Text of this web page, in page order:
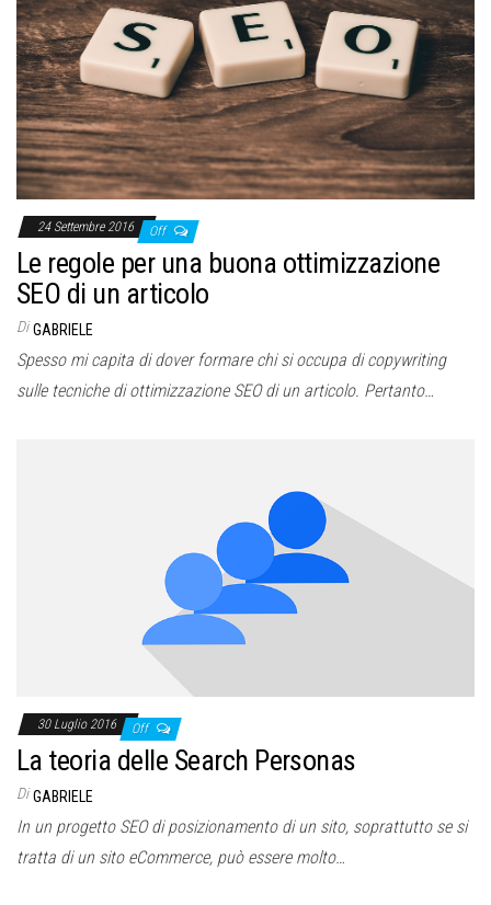
n
e
24 Settembre 2016 Off
Le regole per una buona ottimizzazione
SEO di un articolo
Di GABRIELE
Spesso mi capita di dover formare chi si occupa di copywriting
sulle tecniche di ottimizzazione SEO di un articolo. Pertanto…
30 Luglio 2016 Off
La teoria delle Search Personas
Di GABRIELE
In un progetto SEO di posizionamento di un sito, soprattutto se si
tratta di un sito eCommerce, può essere molto…